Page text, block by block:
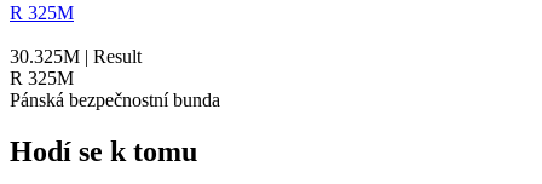
R 325M
30.325M | Result
R 325M
Pánská bezpečnostní bunda
Hodí se k tomu